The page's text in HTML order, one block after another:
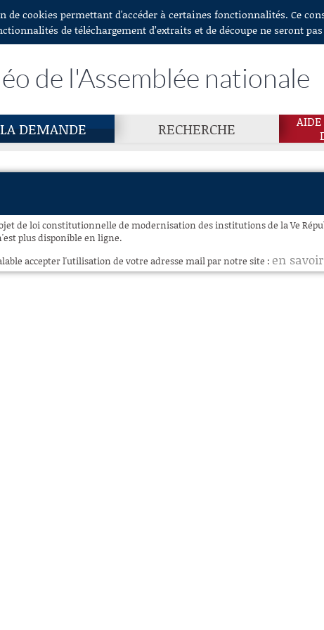
cookies permettant d'accéder à certaines fonctionnalités. Ce
de téléchargement d’extraits et de découpe ne seront
de l'Assemblée nationale
DEMANDE RECHERCHE
AIDE
de loi constitutionnelle de modernisation des institutions de la Ve
plus disponible en ligne.
accepter l'utilisation de votre adresse mail par notre site : en